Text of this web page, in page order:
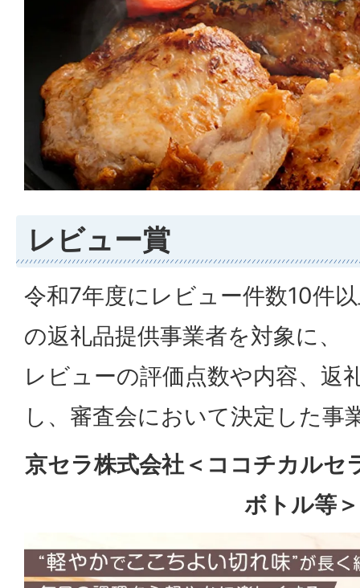
レビュー賞
令和7年度にレビュー件数10件
の返礼品提供事業者を対象に、
レビューの評価点数や内容、返
し、審査会において決定した事
京セラ株式会社＜ココチカルセ
ボトル等＞​​​​​​